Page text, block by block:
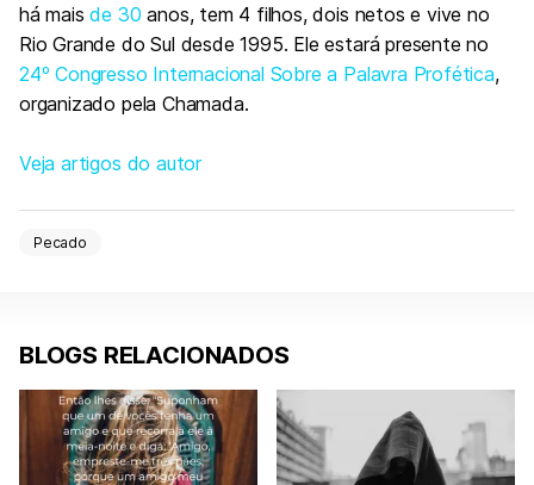
há maisde 30 anos, tem 4 filhos, dois netos e vive no
Rio Grande do Sul desde 1995. Ele estará presente no
24º Congresso Internacional Sobre a Palavra Profética,
organizado pela Chamada.
Veja artigos do autor
Pecado
BLOGS RELACIONADOS